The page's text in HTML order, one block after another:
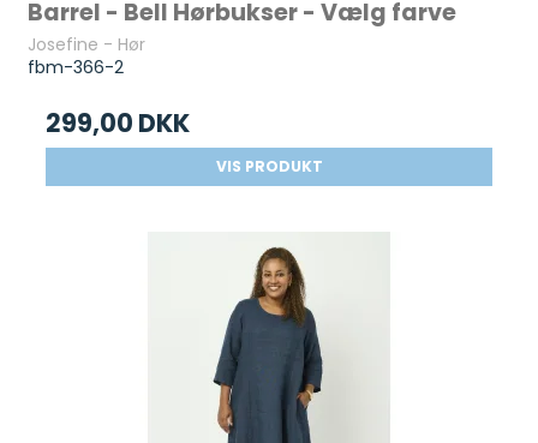
Barrel - Bell Hørbukser - Vælg farve
Josefine - Hør
fbm-366-2
299,00 DKK
VIS PRODUKT